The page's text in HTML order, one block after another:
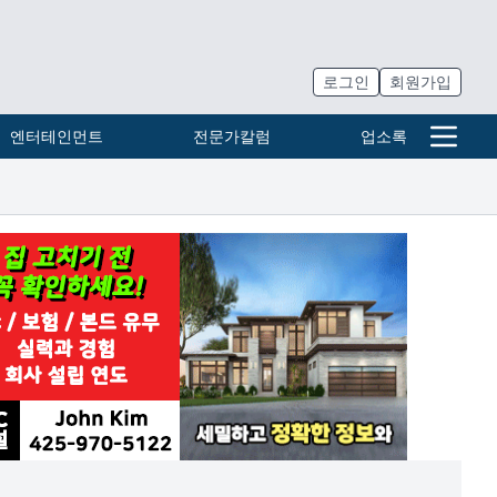
로그인 회원가입
엔터테인먼트 전문가칼럼 업소록